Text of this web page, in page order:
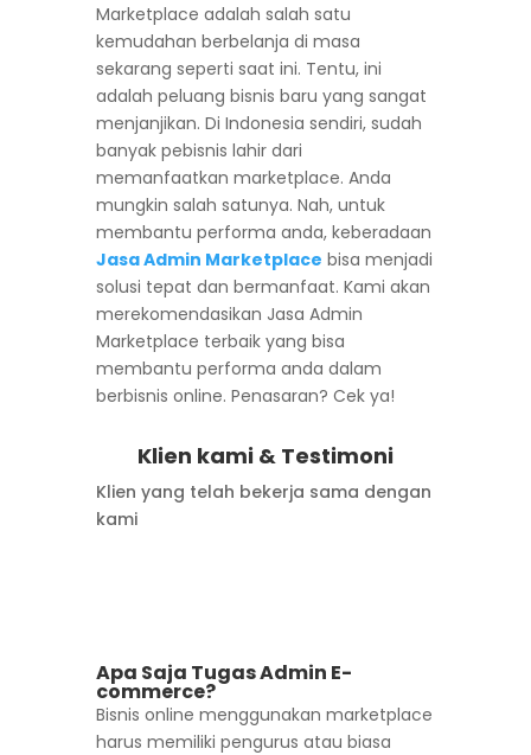
Marketplace adalah salah satu
kemudahan berbelanja di masa
sekarang seperti saat ini. Tentu, ini
adalah peluang bisnis baru yang sangat
menjanjikan. Di Indonesia sendiri, sudah
banyak pebisnis lahir dari
memanfaatkan marketplace. Anda
mungkin salah satunya. Nah, untuk
membantu performa anda, keberadaan
Jasa Admin Marketplace bisa menjadi
solusi tepat dan bermanfaat. Kami akan
merekomendasikan Jasa Admin
Marketplace terbaik yang bisa
membantu performa anda dalam
berbisnis online. Penasaran? Cek ya!
Klien kami & Testimoni
Klien yang telah bekerja sama dengan
kami
Apa Saja Tugas Admin E-
commerce?
Bisnis online menggunakan marketplace
harus memiliki pengurus atau biasa